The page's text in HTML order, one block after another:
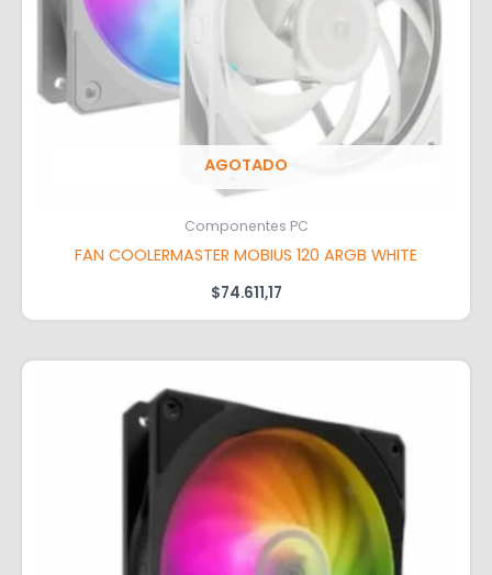
AGOTADO
Componentes PC
FAN COOLERMASTER MOBIUS 120 ARGB WHITE
$74.611,17